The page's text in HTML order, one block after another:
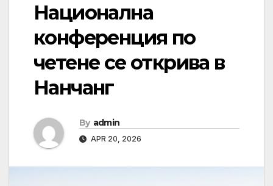
Национална
конференция по
четене се открива в
Нанчанг
By admin
APR 20, 2026